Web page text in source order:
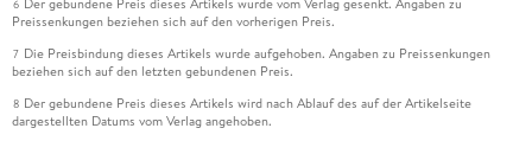
6
Preissenkungen beziehen sich auf den vorherigen Preis.
7 Die Preisbindung dieses Artikels wurde aufgehoben. Angaben zu Preissenkungen
beziehen sich auf den letzten gebundenen Preis.
8 Der gebundene Preis dieses Artikels wird nach Ablauf des auf der Artikelseite
dargestellten Datums vom Verlag angehoben.